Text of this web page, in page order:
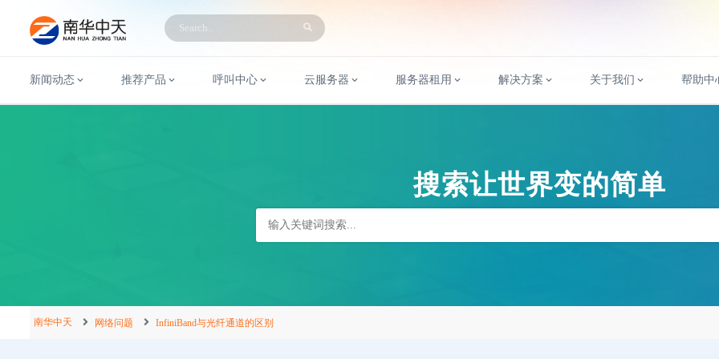
新闻动态 推荐产品 呼叫中心 云服务器 服务器租用 解决方案 关于我们 帮助中
搜索让世界变的简单
南华中天 网络问题 InfiniBand与光纤通道的区别